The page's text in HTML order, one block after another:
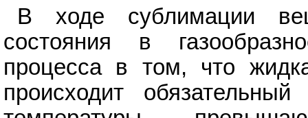
В ходе сублимации
состояния в
процесса в том, что
происходит